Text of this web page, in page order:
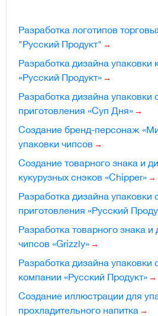
Разработка логотипов
"Русский Продукт"
Разработка дизайна упаковки
«Русский Продукт»
Разработка дизайна упаковки
приготовления «Суп Дня»
Создание бренд-персонаж
упаковки чипсов
Создание товарного знака и
кукурузных снэков «Chipper»
Разработка дизайна упаковки
приготовления «Русский
Разработка товарного знака и
чипсов «Grizzly»
Разработка дизайна упаковки
компании «Русский Продукт»
Создание иллюстрации для
прохладительного напитка